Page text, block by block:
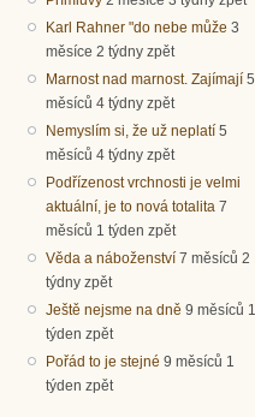
Karl Rahner "do nebe může 3
měsíce 2 týdny zpět
Marnost nad marnost. Zajímají 5
měsíců 4 týdny zpět
Nemyslím si, že už neplatí 5
měsíců 4 týdny zpět
Podřízenost vrchnosti je velmi
aktuální, je to nová totalita 7
měsíců 1 týden zpět
Věda a náboženství 7 měsíců 2
týdny zpět
Ještě nejsme na dně 9 měsíců 1
týden zpět
Pořád to je stejné 9 měsíců 1
týden zpět